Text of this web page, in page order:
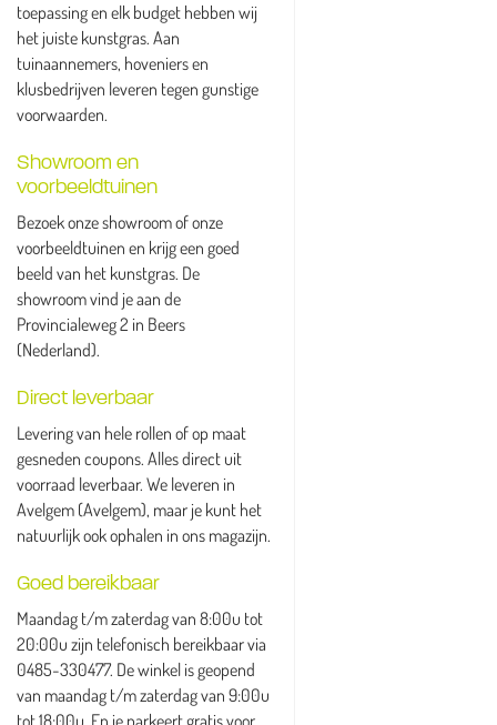
toepassing en elk budget hebben wij
het juiste kunstgras. Aan
tuinaannemers, hoveniers en
klusbedrijven leveren tegen gunstige
voorwaarden.
Showroom en
voorbeeldtuinen
Bezoek onze showroom of onze
voorbeeldtuinen en krijg een goed
beeld van het kunstgras. De
showroom vind je aan de
Provincialeweg 2 in Beers
(Nederland).
Direct leverbaar
Levering van hele rollen of op maat
gesneden coupons. Alles direct uit
voorraad leverbaar. We leveren in
Avelgem (Avelgem), maar je kunt het
natuurlijk ook ophalen in ons magazijn.
Goed bereikbaar
Maandag t/m zaterdag van 8:00u tot
20:00u zijn telefonisch bereikbaar via
0485-330477. De winkel is geopend
van maandag t/m zaterdag van 9:00u